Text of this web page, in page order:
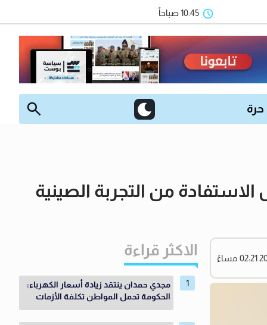
10:45 صباحاً
حرة
من التجربة الصينية
الاكثر قراءة
مجدي حمدان ينتقد زيادة أسعار الكهرباء:
الحكومة تحمل المواطن تكلفة الأزمات